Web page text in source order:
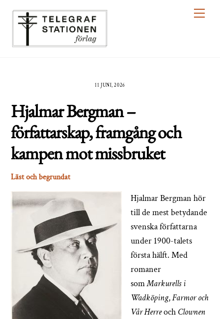
11 JUNI, 2026
Hjalmar Bergman –
författarskap, framgång och
kampen mot missbruket
Läst och begrundat
Hjalmar Bergman hör
till de mest betydande
svenska författarna
under 1900-talets
första hälft. Med
romaner
somMarkurells i
Wadköping,Farmor och
Vår Herreoch Clownen